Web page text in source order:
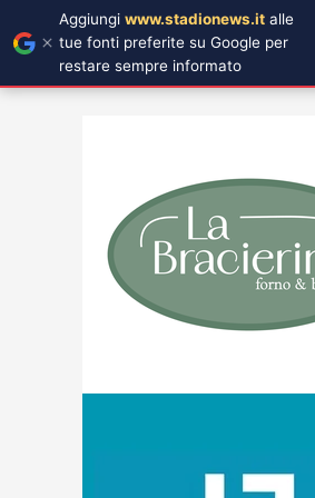
Aggiungi www.stadionews.it alle
tue fonti preferite su Google per
restare sempre informato